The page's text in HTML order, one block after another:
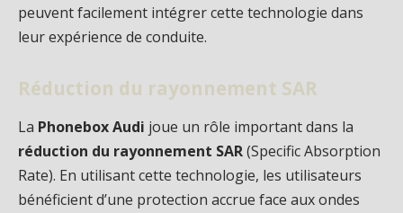
peuvent facilement intégrer cette technologie dans
leur expérience de conduite.
Réduction du rayonnement SAR
La Phonebox Audi joue un rôle important dans la
réduction du rayonnement SAR(Specific Absorption
Rate). En utilisant cette technologie, les utilisateurs
bénéficient d’une protection accrue face aux ondes